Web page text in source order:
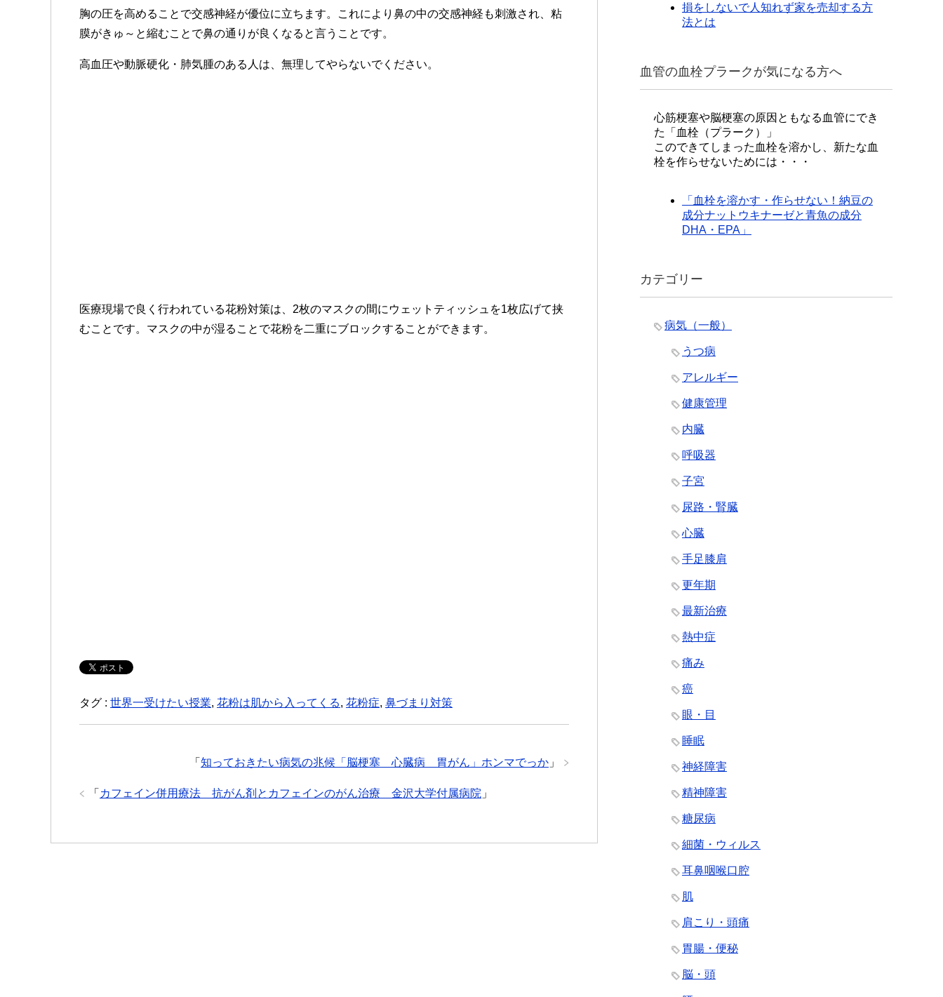
胸の圧を高めることで交感神経が優位に立ちます。これにより鼻の中の交感神経も刺激され、粘
膜がきゅ～と縮むことで鼻の通りが良くなると言うことです。
高血圧や動脈硬化・肺気腫のある人は、無理してやらないでください。
医療現場で良く行われている花粉対策は、2枚のマスクの間にウェットティッシュを1枚広げて挟
むことです。マスクの中が湿ることで花粉を二重にブロックすることができます。
タグ : 世界一受けたい授業, 花粉は肌から入ってくる, 花粉症, 鼻づまり対策
「 知っておきたい病気の兆候「脳梗塞 心臓病 胃がん」ホンマでっか 」
「 カフェイン併用療法 抗がん剤とカフェインのがん治療 金沢大学付属病院 」
損をしないで人知れず家を売却する方
法とは
血管の血栓プラークが気になる方へ
心筋梗塞や脳梗塞の原因ともなる血管にでき
た「血栓（プラーク）」
このできてしまった血栓を溶かし、新たな血
栓を作らせないためには・・・
「血栓を溶かす・作らせない！納豆の
成分ナットウキナーゼと青魚の成分
DHA・EPA」
カテゴリー
病気（一般）
うつ病
アレルギー
健康管理
内臓
呼吸器
子宮
尿路・腎臓
心臓
手足膝肩
更年期
最新治療
熱中症
痛み
癌
眼・目
睡眠
神経障害
精神障害
糖尿病
細菌・ウィルス
耳鼻咽喉口腔
肌
肩こり・頭痛
胃腸・便秘
脳・頭